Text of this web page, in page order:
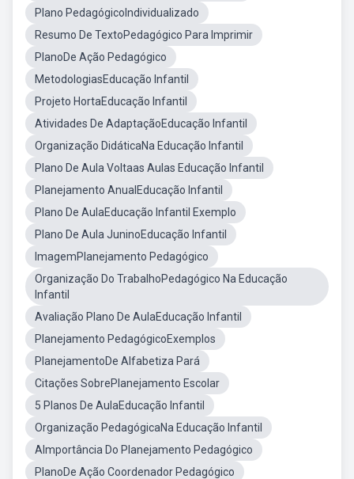
Plano PedagógicoIndividualizado
Resumo De TextoPedagógico Para Imprimir
PlanoDe Ação Pedagógico
MetodologiasEducação Infantil
Projeto HortaEducação Infantil
Atividades De AdaptaçãoEducação Infantil
Organização DidáticaNa Educação Infantil
Plano De Aula Voltaas Aulas Educação Infantil
Planejamento AnualEducação Infantil
Plano De AulaEducação Infantil Exemplo
Plano De Aula JuninoEducação Infantil
ImagemPlanejamento Pedagógico
Organização Do TrabalhoPedagógico Na Educação
Infantil
Avaliação Plano De AulaEducação Infantil
Planejamento PedagógicoExemplos
PlanejamentoDe Alfabetiza Pará
Citações SobrePlanejamento Escolar
5 Planos De AulaEducação Infantil
Organização PedagógicaNa Educação Infantil
AImportância Do Planejamento Pedagógico
PlanoDe Ação Coordenador Pedagógico